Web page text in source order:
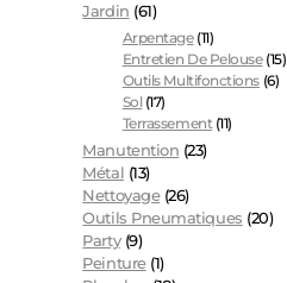
Jardin (61)
Arpentage (11)
Entretien De Pelouse (15)
Outils Multifonctions (6)
Sol (17)
Terrassement (11)
Manutention (23)
Métal (13)
Nettoyage (26)
Outils Pneumatiques (20)
Party (9)
Peinture (1)